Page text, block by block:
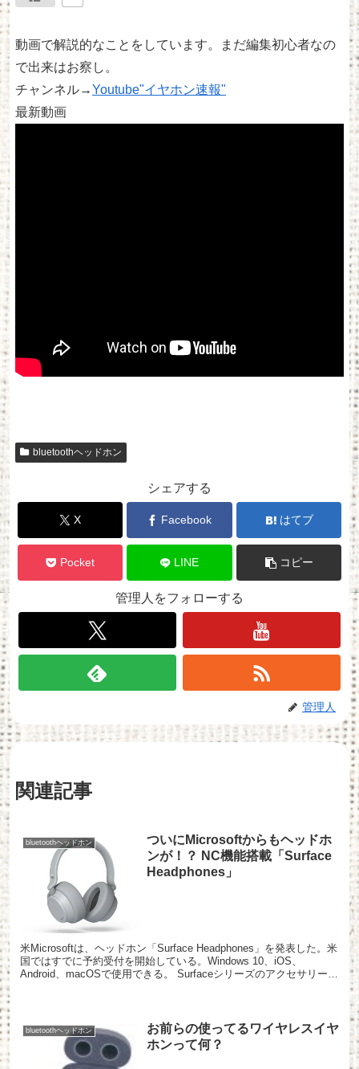
動画で解説的なことをしています。まだ編集初心者なの
で出来はお察し。
チャンネル→Youtube"イヤホン速報"
最新動画
bluetoothヘッドホン
シェアする
X Facebook はてブ
Pocket LINE コピー
管理人をフォローする
管理人
関連記事
bluetoothヘッドホン
ついにMicrosoftからもヘッドホ
ンが！？ NC機能搭載「Surface
Headphones」
米Microsoftは、ヘッドホン「Surface Headphones」を発表した。米
国ではすでに予約受付を開始している。Windows 10、iOS、
Android、macOSで使用できる。 Surfaceシリーズのアクセサリーと
bluetoothヘッドホン
お前らの使ってるワイヤレスイヤ
ホンって何？